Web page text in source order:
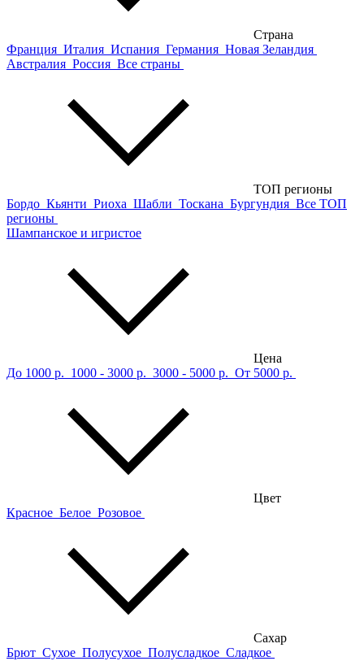
Страна
Франция Италия Испания Германия Новая Зеландия
Австралия Россия Все страны
ТОП регионы
Бордо Кьянти Риоха Шабли Тоскана Бургундия Все ТОП
регионы
Шампанское и игристое
Цена
До 1000 р. 1000 - 3000 р. 3000 - 5000 р. От 5000 р.
Цвет
Красное Белое Розовое
Сахар
Брют Сухое Полусухое Полусладкое Сладкое